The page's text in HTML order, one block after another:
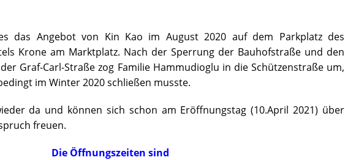
das Angebot von Kin Kao im August 2020 auf dem Parkplatz des
Krone am Marktplatz. Nach der Sperrung der Bauhofstraße und den
Graf-Carl-Straße zog Familie Hammudioglu in die Schützenstraße um,
im Winter 2020 schließen musste.
da und können sich schon am Eröffnungstag (10.April 2021) über
freuen.
Die Öffnungszeiten sind